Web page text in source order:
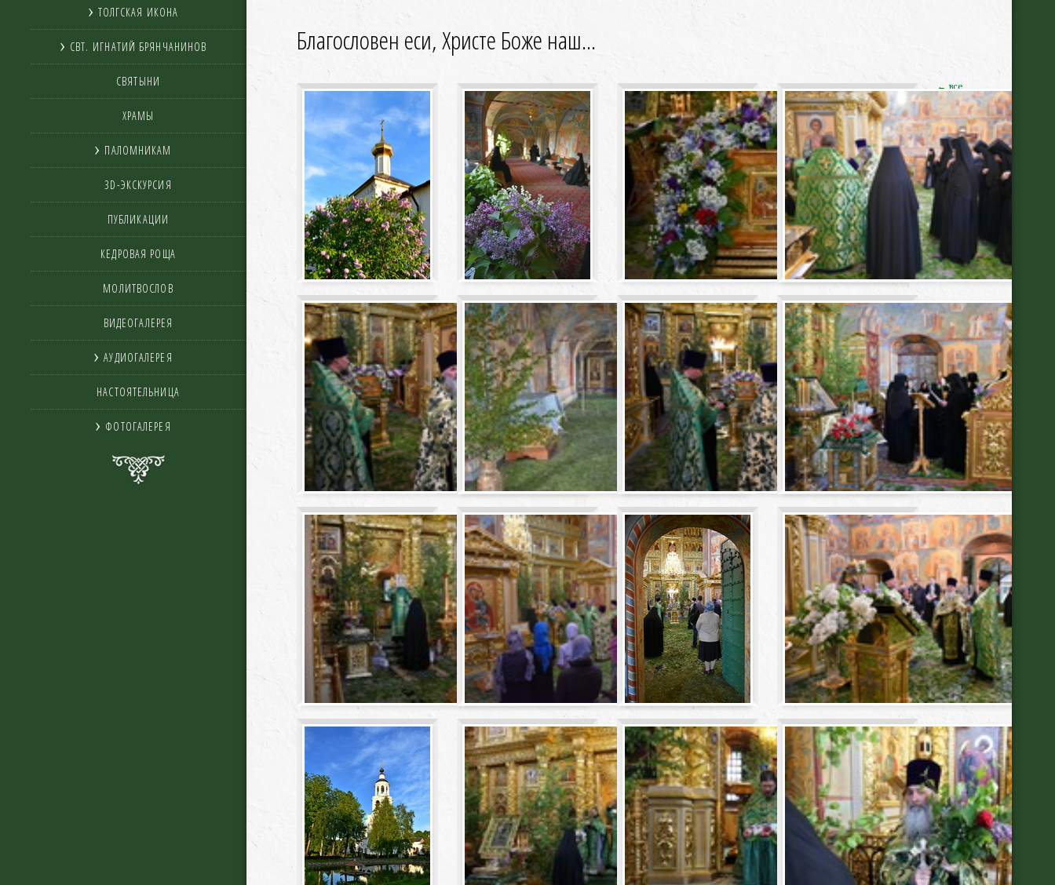
ТОЛГСКАЯ ИКОНА
СВТ. ИГНАТИЙ БРЯНЧАНИНОВ
СВЯТЫНИ
ХРАМЫ
ПАЛОМНИКАМ
3D-ЭКСКУРСИЯ
ПУБЛИКАЦИИ
КЕДРОВАЯ РОЩА
МОЛИТВОСЛОВ
ВИДЕОГАЛЕРЕЯ
АУДИОГАЛЕРЕЯ
НАСТОЯТЕЛЬНИЦА
ФОТОГАЛЕРЕЯ
Благословен еси, Христе Боже наш...
← все
альбомы
галереи